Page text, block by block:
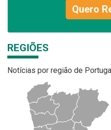
Quero
REGIÕES
Notícias por região de Portugal